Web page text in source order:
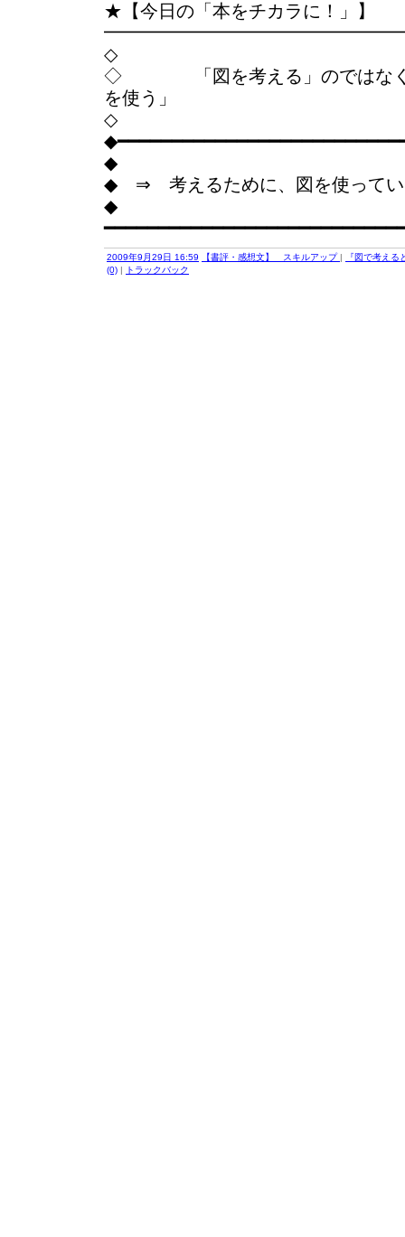
★【今日の「本をチカラに！」】
◇
◇ 「図を考える」のではなく
を使う」
◇
◆
◆ ⇒ 考えるために、図を使ってい
◆
2009年9月29日 16:59 【書評・感想文】 スキルアップ |
『図で考え
(0) | トラックバック